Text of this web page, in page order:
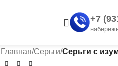
+7
Главная/Серьги/Серьги с